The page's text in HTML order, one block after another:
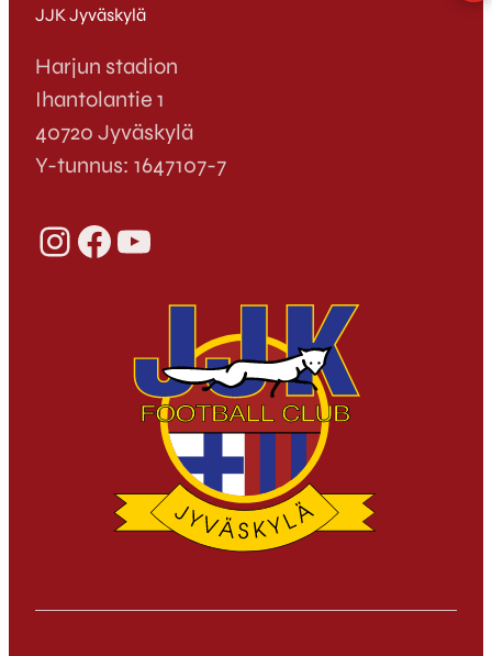
JJK Jyväskylä
Harjun stadion
Ihantolantie 1
40720 Jyväskylä
Y-tunnus: 1647107-7
InstagramFacebook YouTube